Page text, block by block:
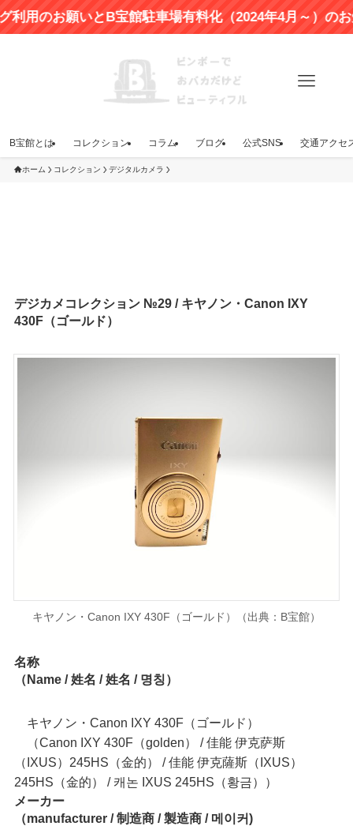
お願いとB宝館駐車場有料化（2024年4月～）のお知ら
B宝館とは コレクション コラム ブログ 公式SNS 交通アクセ
ホーム コレクション デジタルカメラ
デジカメコレクション №29 / キヤノン・Canon IXY
430F（ゴールド）
キヤノン・Canon IXY 430F（ゴールド）（出典：B宝館）
名称
（Name / 姓名 / 姓名 / 명칭）
キヤノン・Canon IXY 430F（ゴールド）
（Canon IXY 430F（golden） / 佳能 伊克萨斯
（IXUS）245HS（金的） / 佳能 伊克薩斯（IXUS）
245HS（金的） / 캐논 IXUS 245HS（황금））
メーカー
（manufacturer / 制造商 / 製造商 / 메이커)